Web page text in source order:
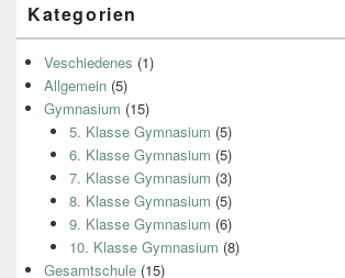
Kategorien
Veschiedenes (1)
Allgemein (5)
Gymnasium (15)
5. Klasse Gymnasium (5)
6. Klasse Gymnasium (5)
7. Klasse Gymnasium (3)
8. Klasse Gymnasium (5)
9. Klasse Gymnasium (6)
10. Klasse Gymnasium (8)
Gesamtschule (15)